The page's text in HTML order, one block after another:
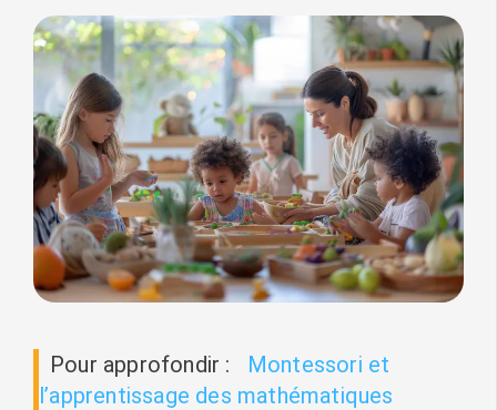
Pour approfondir :
Montessori et
l’apprentissage des mathématiques